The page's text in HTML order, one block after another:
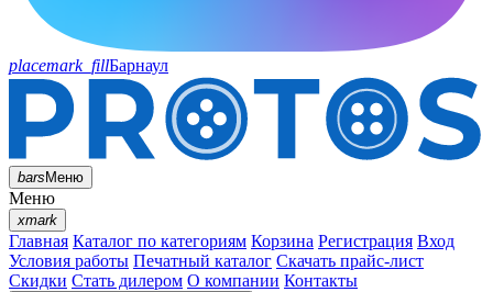
placemark_fillБарнаул
barsМеню
Меню
xmark
Главная Каталог по категориям Корзина Регистрация Вход
Условия работы Печатный каталог Скачать прайс-лист
Скидки Стать дилером О компании Контакты